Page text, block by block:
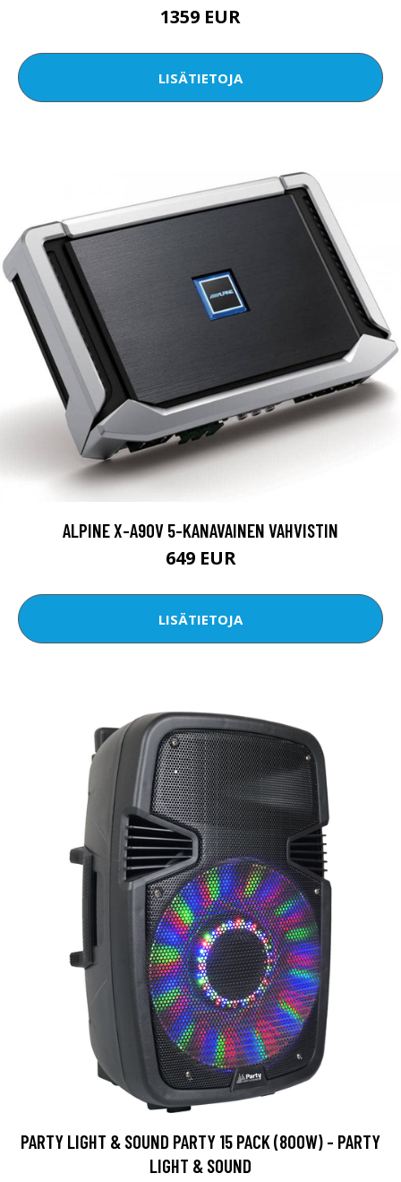
1359 EUR
LISÄTIETOJA
ALPINE X-A90V 5-KANAVAINEN VAHVISTIN
649 EUR
LISÄTIETOJA
PARTY LIGHT & SOUND PARTY 15 PACK (800W) - PARTY
LIGHT & SOUND